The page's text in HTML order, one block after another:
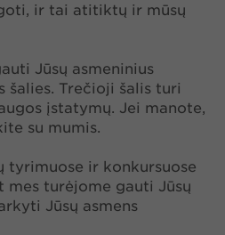
ir tai atitiktų ir mūsų
Jūsų asmeninius
šalies. Trečioji šalis turi
įstatymų. Jei manote,
su mumis.
tyrimuose ir konkursuose
mes turėjome gauti Jūsų
Jūsų asmens